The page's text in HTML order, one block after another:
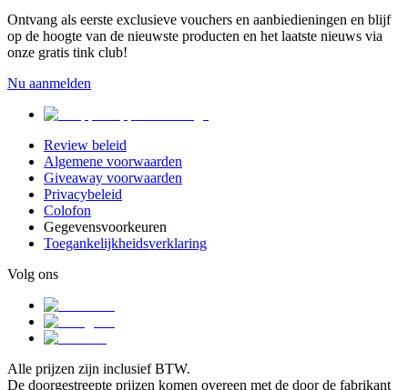
Ontvang als eerste exclusieve vouchers en aanbiedieningen en blijf
op de hoogte van de nieuwste producten en het laatste nieuws via
onze gratis tink club!
Nu aanmelden
Review beleid
Algemene voorwaarden
Giveaway voorwaarden
Privacybeleid
Colofon
Gegevensvoorkeuren
Toegankelijkheidsverklaring
Volg ons
Alle prijzen zijn inclusief BTW.
De doorgestreepte prijzen komen overeen met de door de fabrikant